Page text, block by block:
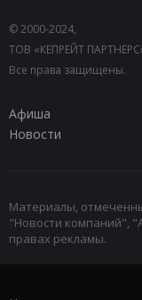
© 2000-2024,
ТОВ «КЕПРЕЙТ
Все права защищены.
Афиша
Новости
Материалы,
"Новости компаний",
правах рекламы.